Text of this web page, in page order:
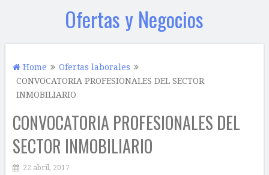
Ofertas y Negocios
Home
Ofertas laborales
CONVOCATORIA PROFESIONALES DEL SECTOR
INMOBILIARIO
CONVOCATORIA PROFESIONALES DEL
SECTOR INMOBILIARIO
22 abril, 2017